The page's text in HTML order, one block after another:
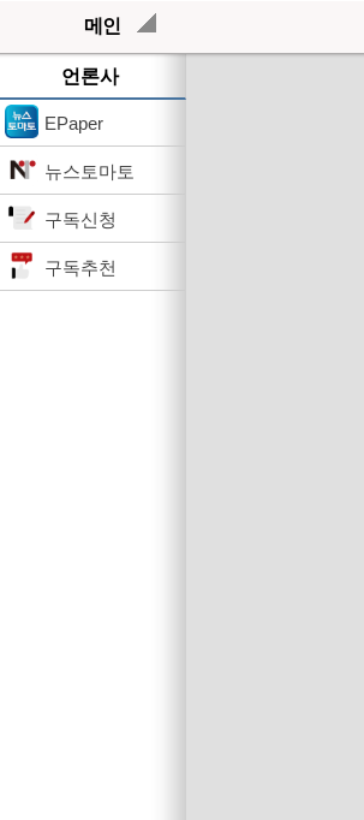
메인
언론사
EPaper
뉴스토마토
구독신청
구독추천